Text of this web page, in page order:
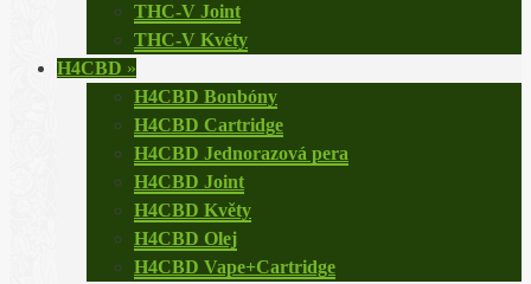
THC-V Joint
THC-V Kvéty
H4CBD »
H4CBD Bonbóny
H4CBD Cartridge
H4CBD Jednorazová pera
H4CBD Joint
H4CBD Květy
H4CBD Olej
H4CBD Vape+Cartridge